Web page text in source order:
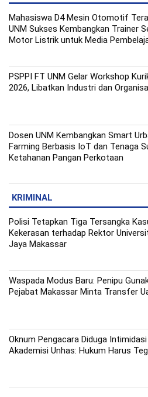
Mahasiswa D4 Mesin Otomotif
UNM Sukses Kembangkan Trainer
Motor Listrik untuk Media
PSPPI FT UNM Gelar Workshop
2026, Libatkan Industri dan
Dosen UNM Kembangkan Smart
Farming Berbasis IoT dan Tenaga
Ketahanan Pangan Perkotaan
KRIMINAL
Polisi Tetapkan Tiga Tersangka
Kekerasan terhadap Rektor
Jaya Makassar
Waspada Modus Baru: Penipu
Pejabat Makassar Minta Transfer
Oknum Pengacara Diduga
Akademisi Unhas: Hukum Harus